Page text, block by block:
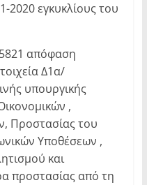
2020 εγκυκλίους του
απόφαση
Δ1α/
υπουργικής
,
Προστασίας του
Υποθέσεων ,
και
προστασίας από τη